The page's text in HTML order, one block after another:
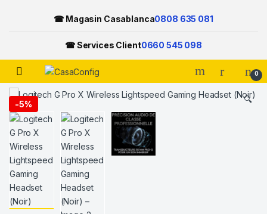
☎ Magasin Casablanca0808 635 081
☎ Services Client0660 545 098
Skip to navigation
Skip to content
Open 0
-5% 🔍